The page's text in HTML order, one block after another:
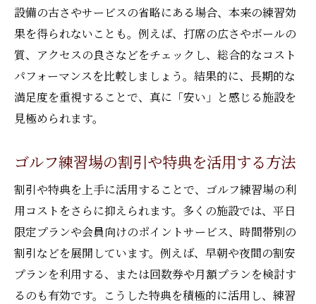
設備の古さやサービスの省略にある場合、本来の練習効
果を得られないことも。例えば、打席の広さやボールの
質、アクセスの良さなどをチェックし、総合的なコスト
パフォーマンスを比較しましょう。結果的に、長期的な
満足度を重視することで、真に「安い」と感じる施設を
見極められます。
ゴルフ練習場の割引や特典を活用する方法
割引や特典を上手に活用することで、ゴルフ練習場の利
用コストをさらに抑えられます。多くの施設では、平日
限定プランや会員向けのポイントサービス、時間帯別の
割引などを展開しています。例えば、早朝や夜間の割安
プランを利用する、または回数券や月額プランを検討す
るのも有効です。こうした特典を積極的に活用し、練習